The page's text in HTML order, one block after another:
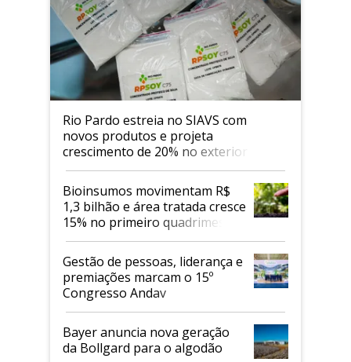
Rio Pardo estreia no SIAVS com
novos produtos e projeta
crescimento de 20% no exterior
Bioinsumos movimentam R$
1,3 bilhão e área tratada cresce
15% no primeiro quadrimestre
de 2026
Gestão de pessoas, liderança e
premiações marcam o 15º
Congresso Andav
Bayer anuncia nova geração
da Bollgard para o algodão